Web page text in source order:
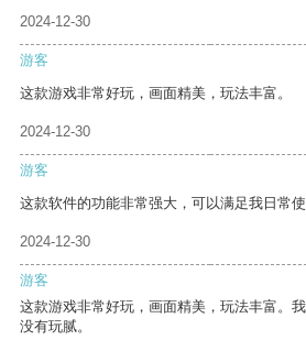
2024-12-30
游客
这款游戏非常好玩，画面精美，玩法丰富。
2024-12-30
游客
这款软件的功能非常强大，可以满足我日常使
2024-12-30
游客
这款游戏非常好玩，画面精美，玩法丰富。
没有玩腻。